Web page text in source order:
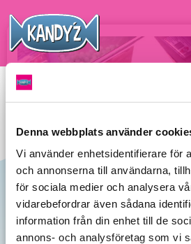
Denna webbplats använder
Vi använder enhetsidentifierare för
och annonserna till användarna,
för sociala medier och analysera
vidarebefordrar även sådana
information från din enhet till de
annons- och analysföretag som vi